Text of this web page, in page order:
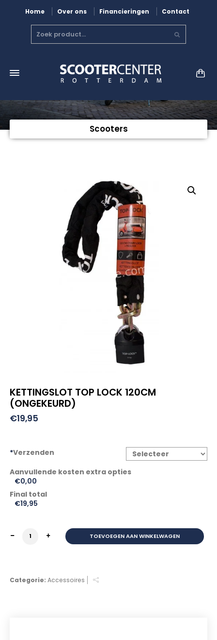
Home Over ons Financieringen Contact
Scooters
KETTINGSLOT TOP LOCK 120CM
(ONGEKEURD)
€19,95
*Verzenden
€0,00
Final total
€19,95
KETTINGSLOT TOP LOCK 120CM (ONGEKEURD) aantal
TOEVOEGEN AAN WINKELWAGEN
Categorie: Accessoires